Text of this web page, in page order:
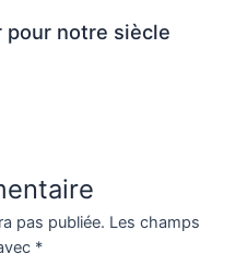
pour notre siècle
pas publiée. Les champs
*